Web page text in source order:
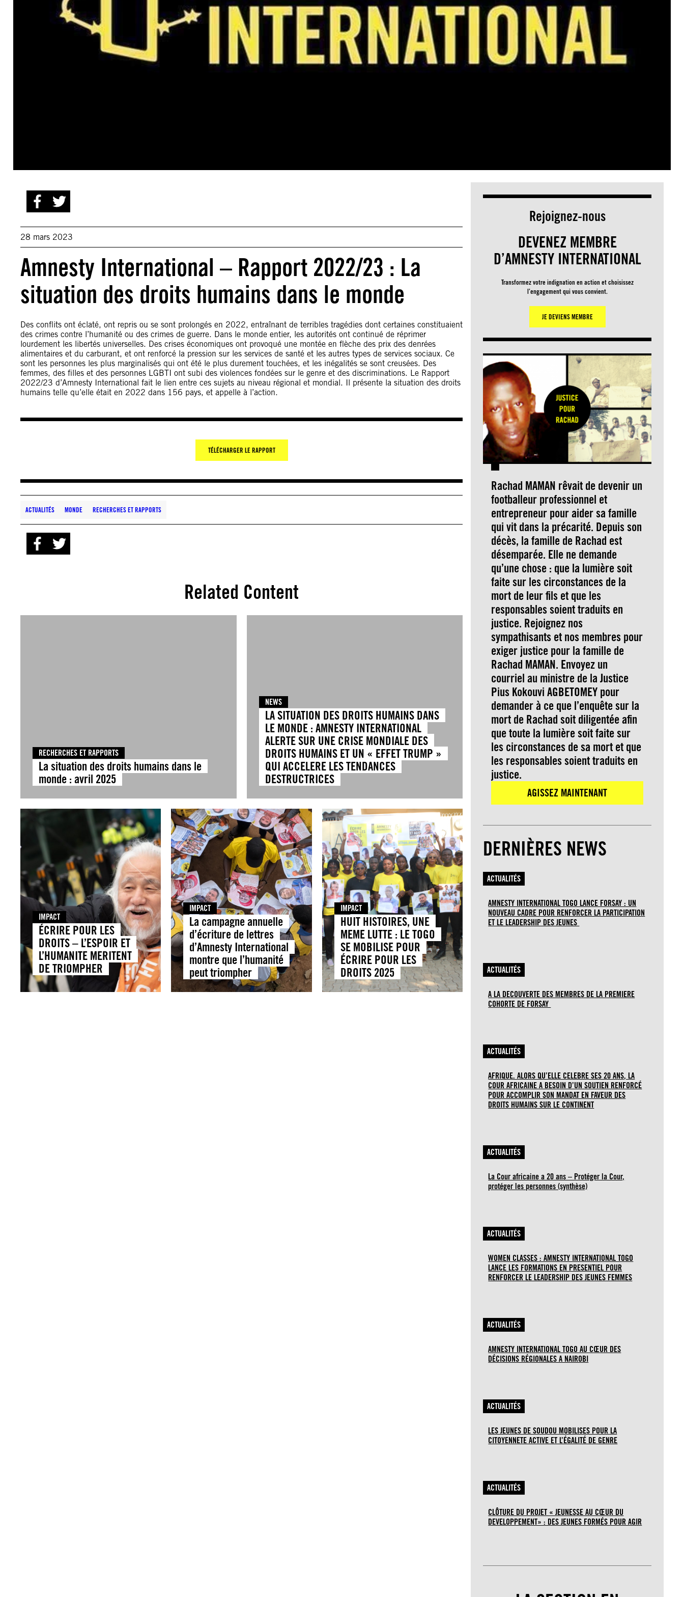
28 mars 2023
Amnesty International – Rapport 2022/23 : La
situation des droits humains dans le monde
Des conflits ont éclaté, ont repris ou se sont prolongés en 2022, entraînant de terribles tragédies dont certaines constituaient
des crimes contre l’humanité ou des crimes de guerre. Dans le monde entier, les autorités ont continué de réprimer
lourdement les libertés universelles. Des crises économiques ont provoqué une montée en flèche des prix des denrées
alimentaires et du carburant, et ont renforcé la pression sur les services de santé et les autres types de services sociaux. Ce
sont les personnes les plus marginalisés qui ont été le plus durement touchées, et les inégalités se sont creusées. Des
femmes, des filles et des personnes LGBTI ont subi des violences fondées sur le genre et des discriminations. Le Rapport
2022/23 d’Amnesty International fait le lien entre ces sujets au niveau régional et mondial. Il présente la situation des droits
humains telle qu’elle était en 2022 dans 156 pays, et appelle à l’action.
TÉLÉCHARGER LE RAPPORT
ACTUALITÉS MONDE RECHERCHES ET RAPPORTS
Related Content
RECHERCHES ET RAPPORTS
La situation des droits humains dans le
monde : avril 2025
NEWS
LA SITUATION DES DROITS HUMAINS DANS
LE MONDE : AMNESTY INTERNATIONAL
ALERTE SUR UNE CRISE MONDIALE DES
DROITS HUMAINS ET UN « EFFET TRUMP »
QUI ACCELERE LES TENDANCES
DESTRUCTRICES
IMPACT
ÉCRIRE POUR LES
DROITS – L’ESPOIR ET
L’HUMANITE MERITENT
DE TRIOMPHER
IMPACT
La campagne annuelle
d’écriture de lettres
d’Amnesty International
montre que l’humanité
peut triompher
IMPACT
HUIT HISTOIRES, UNE
MEME LUTTE : LE TOGO
SE MOBILISE POUR
ÉCRIRE POUR LES
DROITS 2025
Rejoignez-nous
DEVENEZ MEMBRE
D’AMNESTY INTERNATIONAL
Transformez votre indignation en action et choisissez
l’engagement qui vous convient.
JE DEVIENS MEMBRE
Rachad MAMAN rêvait de devenir un
footballeur professionnel et
entrepreneur pour aider sa famille
qui vit dans la précarité. Depuis son
décès, la famille de Rachad est
désemparée. Elle ne demande
qu’une chose : que la lumière soit
faite sur les circonstances de la
mort de leur fils et que les
responsables soient traduits en
justice. Rejoignez nos
sympathisants et nos membres pour
exiger justice pour la famille de
Rachad MAMAN. Envoyez un
courriel au ministre de la Justice
Pius Kokouvi AGBETOMEY pour
demander à ce que l’enquête sur la
mort de Rachad soit diligentée afin
que toute la lumière soit faite sur
les circonstances de sa mort et que
les responsables soient traduits en
justice.
AGISSEZ MAINTENANT
DERNIÈRES NEWS
ACTUALITÉS
AMNESTY INTERNATIONAL TOGO LANCE FORSAY : UN
NOUVEAU CADRE POUR RENFORCER LA PARTICIPATION
ET LE LEADERSHIP DES JEUNES
ACTUALITÉS
A LA DECOUVERTE DES MEMBRES DE LA PREMIERE
COHORTE DE FORSAY
ACTUALITÉS
AFRIQUE. ALORS QU’ELLE CELEBRE SES 20 ANS, LA
COUR AFRICAINE A BESOIN D’UN SOUTIEN RENFORCÉ
POUR ACCOMPLIR SON MANDAT EN FAVEUR DES
DROITS HUMAINS SUR LE CONTINENT
ACTUALITÉS
La Cour africaine a 20 ans – Protéger la Cour,
protéger les personnes (synthèse)
ACTUALITÉS
WOMEN CLASSES : AMNESTY INTERNATIONAL TOGO
LANCE LES FORMATIONS EN PRESENTIEL POUR
RENFORCER LE LEADERSHIP DES JEUNES FEMMES
ACTUALITÉS
AMNESTY INTERNATIONAL TOGO AU CŒUR DES
DÉCISIONS RÉGIONALES A NAIROBI
ACTUALITÉS
LES JEUNES DE SOUDOU MOBILISES POUR LA
CITOYENNETE ACTIVE ET L’ÉGALITÉ DE GENRE
ACTUALITÉS
CLÔTURE DU PROJET « JEUNESSE AU CŒUR DU
DEVELOPPEMENT» : DES JEUNES FORMÉS POUR AGIR